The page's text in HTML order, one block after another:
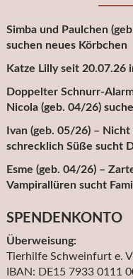
Simba und Paulchen
suchen neues Körbchen
Katze Lilly seit 20.07.26
Doppelter Schnurr-
Nicola (geb. 04/26)
Ivan (geb. 05/26) –
schrecklich Süße sucht
Esme (geb. 04/26) –
Vampirallüren sucht
SPENDENKONTO
Überweisung:
Tierhilfe Schweinfurt e.
IBAN: DE15 7933 0111